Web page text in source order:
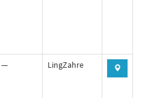
— LingZahre